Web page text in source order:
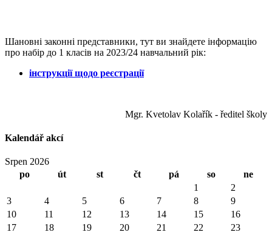
Шановні законні представники, тут ви знайдете інформацію
про набір до 1 класів на 2023/24 навчальний рік:
інструкції щодо реєстрації
Mgr. Kvetolav Kolařík - ředitel školy
Kalendář akcí
Srpen 2026
po
út st čt pá so
ne
1
2
3
4 5 6 7 8
9
10
11 12 13 14 15
16
17
18 19 20 21 22
23